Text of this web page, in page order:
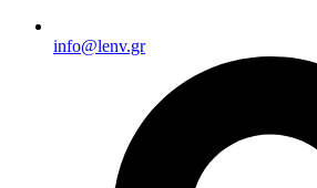
info@lenv.gr